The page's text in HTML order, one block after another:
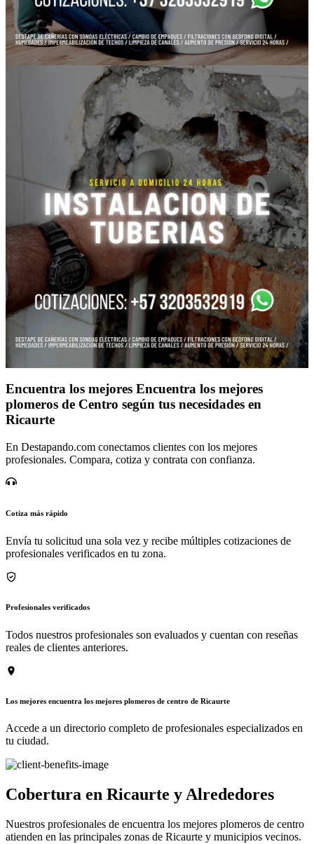
Encuentra los mejores Encuentra los mejores
plomeros de Centro según tus necesidades en
Ricaurte
En Destapando.com conectamos clientes con los mejores
profesionales. Compara, cotiza y contrata con confianza.
Cotiza más rápido
Envía tu solicitud una sola vez y recibe múltiples cotizaciones de
profesionales verificados en tu zona.
Profesionales verificados
Todos nuestros profesionales son evaluados y cuentan con reseñas
reales de clientes anteriores.
Los mejores encuentra los mejores plomeros de centro de Ricaurte
Accede a un directorio completo de profesionales especializados en
tu ciudad.
Cobertura en Ricaurte y Alrededores
Nuestros profesionales de encuentra los mejores plomeros de centro
atienden en las principales zonas de Ricaurte y municipios vecinos.